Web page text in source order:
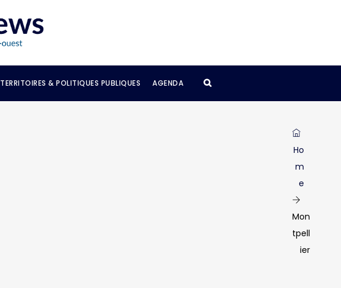
TERRITOIRES & POLITIQUES PUBLIQUES AGENDA
Ho
m
e
Mon
tpell
ier